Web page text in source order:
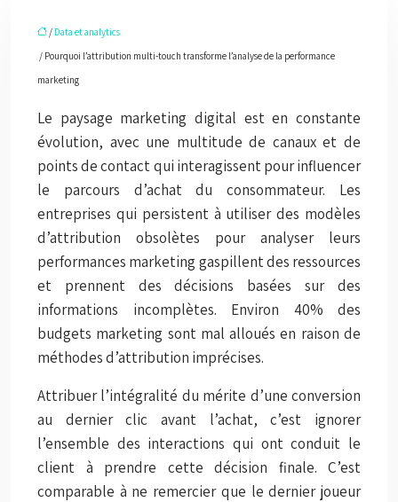
/ Data et analytics
/ Pourquoi l’attribution multi-touch transforme l’analyse de la performance
marketing
Le paysage marketing digital est en constante
évolution, avec une multitude de canaux et de
points de contact qui interagissent pour influencer
le parcours d’achat du consommateur. Les
entreprises qui persistent à utiliser des modèles
d’attribution obsolètes pour analyser leurs
performances marketing gaspillent des ressources
et prennent des décisions basées sur des
informations incomplètes. Environ 40% des
budgets marketing sont mal alloués en raison de
méthodes d’attribution imprécises.
Attribuer l’intégralité du mérite d’une conversion
au dernier clic avant l’achat, c’est ignorer
l’ensemble des interactions qui ont conduit le
client à prendre cette décision finale. C’est
comparable à ne remercier que le dernier joueur